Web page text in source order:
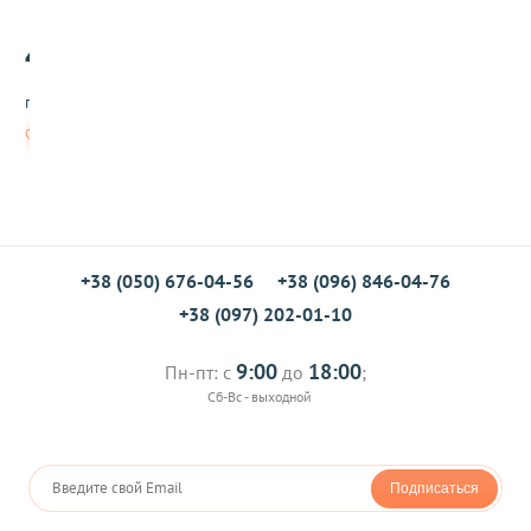
и
у
р
45
грн/шт
+38 (050) 676-04-56
+38 (096) 846-04-76
+38 (097) 202-01-10
Пн-пт: с 9:00 до 18:00;
Сб-Вс - выходной
Подписаться